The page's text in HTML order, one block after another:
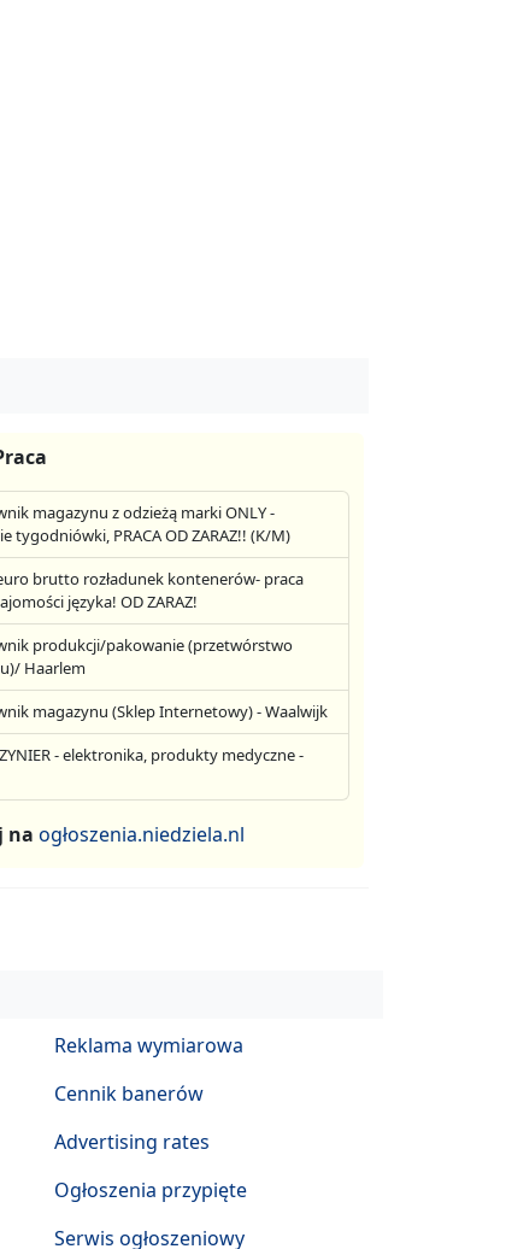
magazynu z odzieżą marki ONLY -
tygodniówki, PRACA OD ZARAZ!! (K/M)
brutto rozładunek kontenerów- praca
języka! OD ZARAZ!
produkcji/pakowanie (przetwórstwo
Haarlem
magazynu (Sklep Internetowy) - Waalwijk
- elektronika, produkty medyczne -
na ogłoszenia.niedziela.nl
Reklama wymiarowa
Cennik banerów
Advertising rates
Ogłoszenia przypięte
Serwis ogłoszeniowy